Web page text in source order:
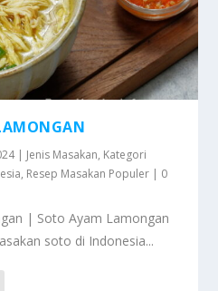
| Jenis Masakan, Kategori
, Resep Masakan Populer | 0
| Soto Ayam Lamongan
soto di Indonesia...